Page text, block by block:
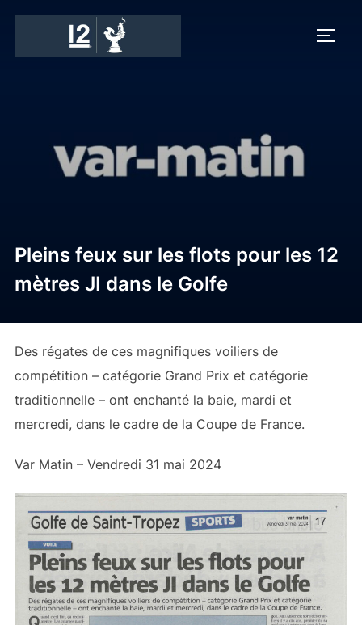
Skip
content
Pleins feux sur les flots pour les 12
mètres JI dans le Golfe
Des régates de ces magnifiques voiliers de
compétition – catégorie Grand Prix et catégorie
traditionnelle – ont enchanté la baie, mardi et
mercredi, dans le cadre de la Coupe de France.
Var Matin – Vendredi 31 mai 2024